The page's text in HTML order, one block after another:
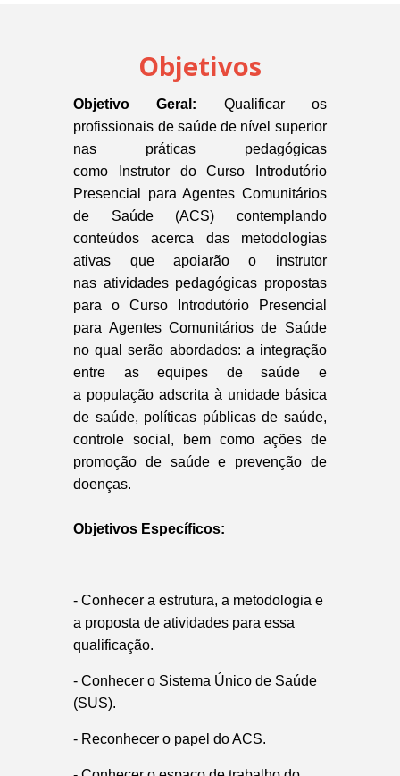
Objetivos
Objetivo Geral: Qualificar os
profissionais de saúde de nível superior
nas práticas pedagógicas
como Instrutor do Curso Introdutório
Presencial para Agentes Comunitários
de Saúde (ACS) contemplando
conteúdos acerca das metodologias
ativas que apoiarão o instrutor
nas atividades pedagógicas propostas
para o Curso Introdutório Presencial
para Agentes Comunitários de Saúde
no qual serão abordados: a integração
entre as equipes de saúde e
a população adscrita à unidade básica
de saúde, políticas públicas de saúde,
controle social, bem como ações de
promoção de saúde e prevenção de
doenças.
Objetivos Específicos:
- Conhecer a estrutura, a metodologia e
a proposta de atividades para essa
qualificação.
- Conhecer o Sistema Único de Saúde
(SUS).
- Reconhecer o papel do ACS.